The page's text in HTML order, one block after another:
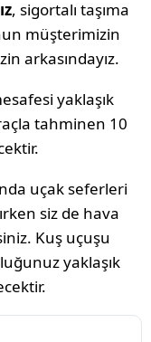
, sigortalı taşıma
müşterimizin
arkasındayız.
yaklaşık
tahminen 10
uçak seferleri
siz de hava
Kuş uçuşu
yaklaşık